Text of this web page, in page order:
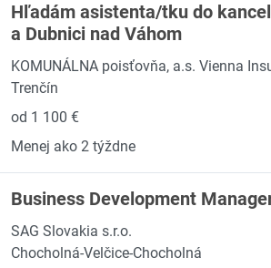
Hľadám asistenta/tku do
a Dubnici nad Váhom
KOMUNÁLNA poisťovňa, a.s. Vienna
Trenčín
od 1 100 €
Menej ako 2 týždne
Business Development
SAG Slovakia s.r.o.
Chocholná-Velčice-Chocholná